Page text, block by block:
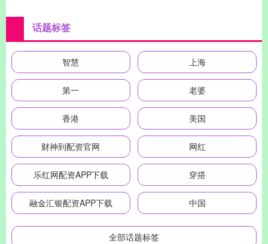
话题标签
智慧 上海
第一 老婆
香港 美国
财神到配资官网 网红
乐红网配资APP下载 穿搭
融金汇银配资APP下载 中国
全部话题标签